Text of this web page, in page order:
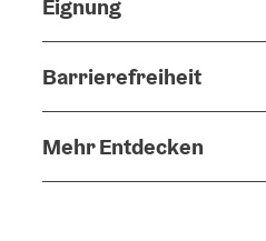
Eignung
Barrierefreiheit
Mehr Entdecken